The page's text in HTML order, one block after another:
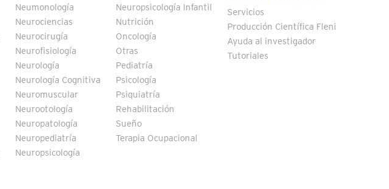
Neumonología
Neurociencias
Neurocirugía
Neurofisiología
Neurología
Neurología Cognitiva
Neuromuscular
Neurootología
Neuropatología
Neuropediatría
Neuropsicología
Neuropsicología Infantil
Nutrición
Oncología
Otras
Pediatría
Psicología
Psiquiatría
Rehabilitación
Sueño
Terapia Ocupacional
Servicios
Producción Científica Fleni
Ayuda al investigador
Tutoriales